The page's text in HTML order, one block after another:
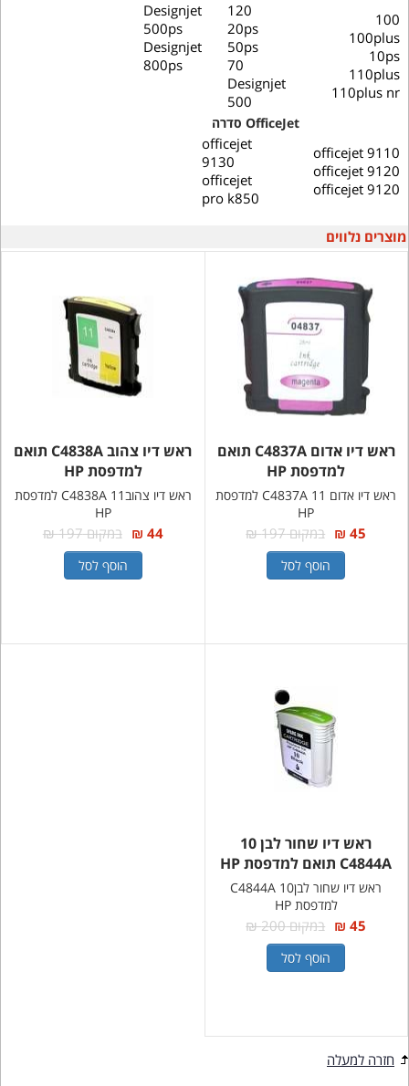
100
100plus
10ps
110plus
110plus nr
120
20ps
50ps
70
Designjet
500
Designjet
500ps
Designjet
800ps
OfficeJet סדרה
officejet 9110
officejet 9120
officejet 9120
officejet
9130
officejet
pro k850
מוצרים נלווים
ראש דיו אדום C4837A תואם
למדפסת HP
ראש דיו אדום 11 C4837A למדפסת
HP
45 ₪ במקום 197 ₪
הוסף לסל
ראש דיו צהוב C4838A תואם
למדפסת HP
ראש דיו צהוב11 C4838A למדפסת
HP
44 ₪ במקום 197 ₪
הוסף לסל
ראש דיו שחור לבן 10
C4844A תואם למדפסת HP
ראש דיו שחור לבן10 C4844A
למדפסת HP
45 ₪ במקום 200 ₪
הוסף לסל
חזרה למעלה